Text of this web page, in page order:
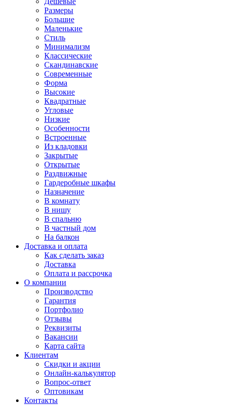
Размеры
Большие
Маленькие
Стиль
Минимализм
Классические
Скандинавские
Современные
Форма
Высокие
Квадратные
Угловые
Низкие
Особенности
Встроенные
Из кладовки
Закрытые
Открытые
Раздвижные
Гардеробные шкафы
Назначение
В комнату
В нишу
В спальню
В частный дом
На балкон
Доставка и оплата
Как сделать заказ
Доставка
Оплата и рассрочка
О компании
Производство
Гарантия
Портфолио
Отзывы
Реквизиты
Вакансии
Карта сайта
Клиентам
Скидки и акции
Онлайн-калькулятор
Вопрос-ответ
Оптовикам
Контакты